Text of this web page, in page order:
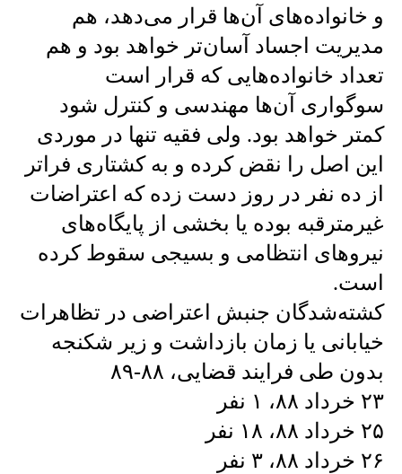
و خانواده‌های آن‌ها قرار می‌دهد، هم
مدیریت اجساد آسان‌تر خواهد بود و هم
تعداد خانواده‌هایی که قرار است
سوگواری آن‌ها مهندسی و کنترل شود
کمتر خواهد بود. ولی فقیه تنها در موردی
این اصل را نقض کرده و به کشتاری فرا‌تر
از ده نفر در روز دست زده که اعتراضات
غیرمترقبه بوده یا بخشی از پایگاه‌های
نیروهای انتظامی و بسیجی سقوط کرده
است.
کشته‌شدگان جنبش اعتراضی در تظاهرات
خیابانی یا زمان بازداشت و زیر شکنجه
بدون طی فرایند قضایی، ۸۸-۸۹
۲۳ خرداد ۸۸، ۱ نفر
۲۵ خرداد ۸۸، ۱۸ نفر
۲۶ خرداد ۸۸، ۳ نفر